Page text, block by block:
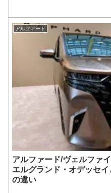
アルファード
アルファード/ヴェルファ
エルグランド・オデッセ
の違い